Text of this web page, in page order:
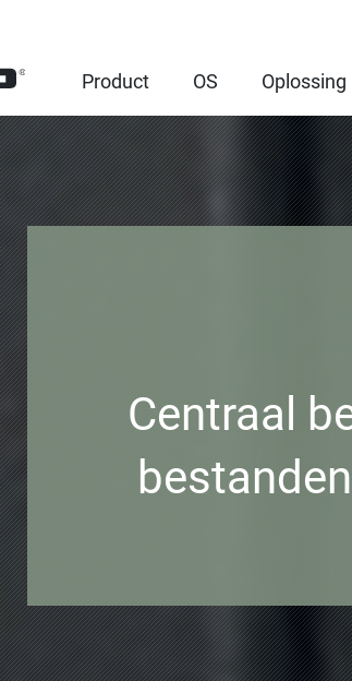
Product OS Oplossing
Centraal